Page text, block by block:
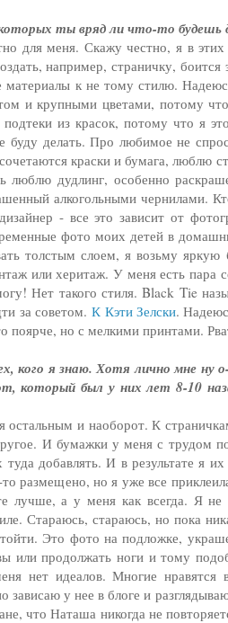
ты вряд ли что-то будешь
для меня. Скажу честно, я в
например, страничку,
к не тому стилю.
и крупными цветами, потому
из красок, потому что я
буду делать. Про любимое не
краски и бумага, люблю
дудлинг, особенно
алкогольными чернилами.
- все это зависит от
фото моих детей в
толстым слоем, я возьму
или херитаж. У меня есть пара
Нет такого стиля. Black Tie
за советом.К Кэти Зелски.
поярче, но с мелкими принтами.
кого я знаю. Хотя лично мне ну
который был у них лет 8-10
и наоборот. К
И бумажки у меня с трудом
добавлять. И в результате я
размещено, но я уже все
а у меня как всегда. Я
Стараюсь, стараюсь, но пока
Это фото на подложке,
или продолжать ноги и тому
нет идеалов. Многие нравятся
у нее в блоге и
что Наташа никогда не